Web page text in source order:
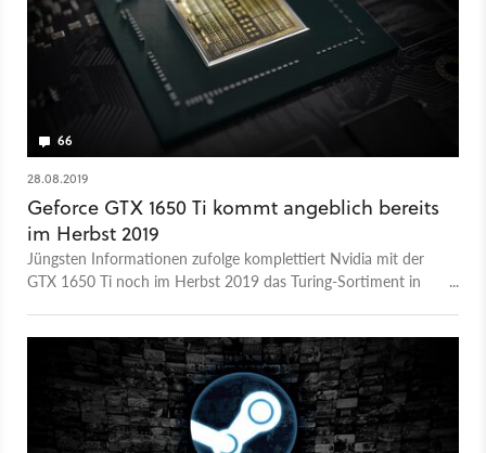
66
28.08.2019
Geforce GTX 1650 Ti kommt angeblich bereits
im Herbst 2019
Jüngsten Informationen zufolge komplettiert Nvidia mit der
GTX 1650 Ti noch im Herbst 2019 das Turing-Sortiment in